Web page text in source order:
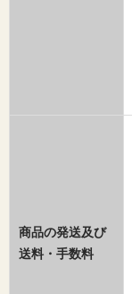
商品の発送及び
送料・手数料